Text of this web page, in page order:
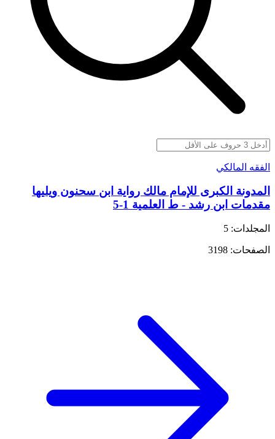
الفقه المالكي
المدونة الكبرى للإمام مالك رواية ابن سحنون ويليها
مقدمات ابن رشد - ط العلمية 1-5
المجلدات: 5
الصفحات: 3198